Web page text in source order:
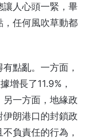
人心頭一緊，畢
任何風吹草動都
點亂。一方面，
增長了11.9%，
一方面，地緣政
朗港口的封鎖政
負責任的行為，